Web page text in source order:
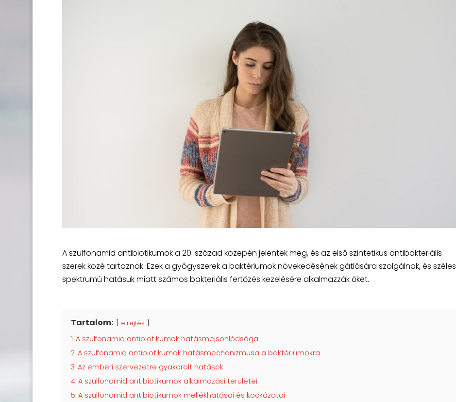
A szulfonamid antibiotikumok a 20. század közepén jelentek meg, és az első szintetikus antibakteriális
szerek közé tartoznak. Ezek a gyógyszerek a baktériumok növekedésének gátlására szolgálnak, és széles
spektrumú hatásuk miatt számos bakteriális fertőzés kezelésére alkalmazzák őket.
Tartalom: elrejtés
1 A szulfonamid antibiotikumok hatásmejsonlódsága
2 A szulfonamid antibiotikumok hatásmechanizmusa a baktériumokra
3 Az emberi szervezetre gyakorolt hatások
4 A szulfonamid antibiotikumok alkalmazási területei
5 A szulfonamid antibiotikumok mellékhatásai és kockázatai